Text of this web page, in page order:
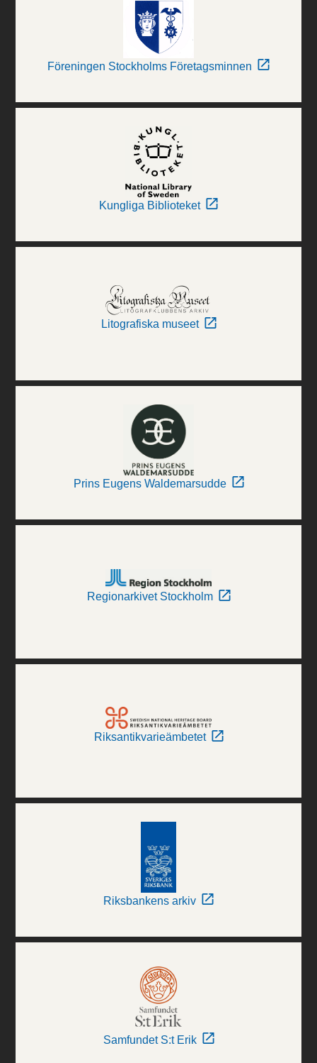
Föreningen Stockholms Företagsminnen
Kungliga Biblioteket
Litografiska museet
Prins Eugens Waldemarsudde
Regionarkivet Stockholm
Riksantikvarieämbetet
Riksbankens arkiv
Samfundet S:t Erik